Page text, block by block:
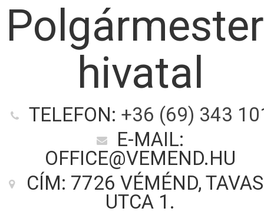
hivatal
TELEFON: +36 (69) 343
E-MAIL:
OFFICE@VEMEND.HU
CÍM: 7726 VÉMÉND,
UTCA 1.